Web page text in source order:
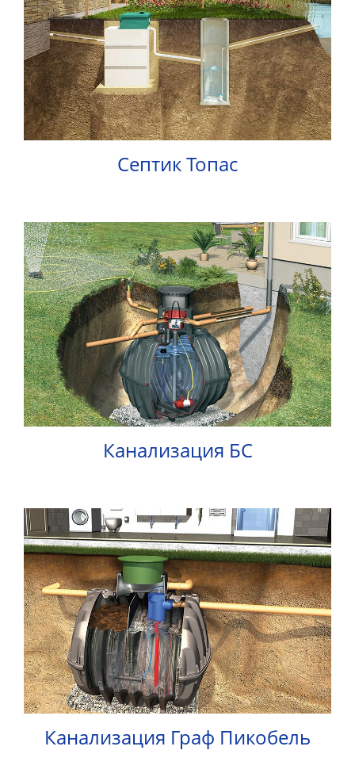
32
info@1kbk.com.ua
Септик Топас
Канализация БС
Канализация Граф Пикобель